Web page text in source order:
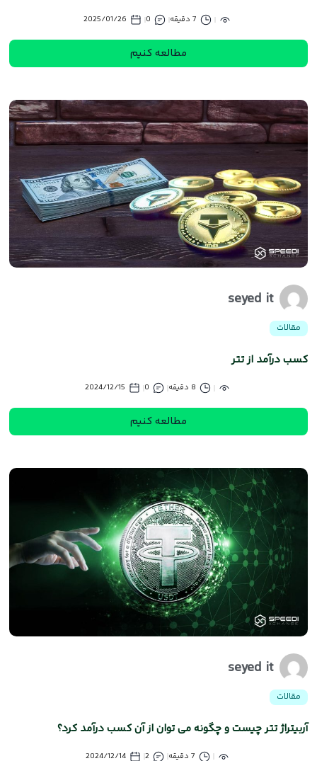
7 دقیقه 0
2025/01/26
مطالعه کنیم
seyed it
مقالات
کسب درآمد از تتر
8 دقیقه 0
2024/12/15
مطالعه کنیم
seyed it
مقالات
آربیتراژ تتر چیست و چگونه می توان از آن کسب درآمد کرد؟
7 دقیقه 2
2024/12/14